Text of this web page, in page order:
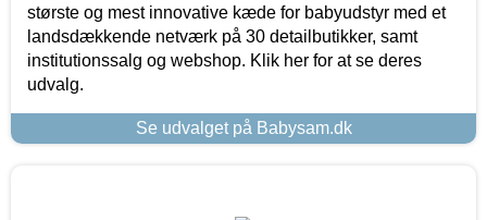
største og mest innovative kæde for babyudstyr med et
landsdækkende netværk på 30 detailbutikker, samt
institutionssalg og webshop. Klik her for at se deres
udvalg.
Se udvalget på Babysam.dk